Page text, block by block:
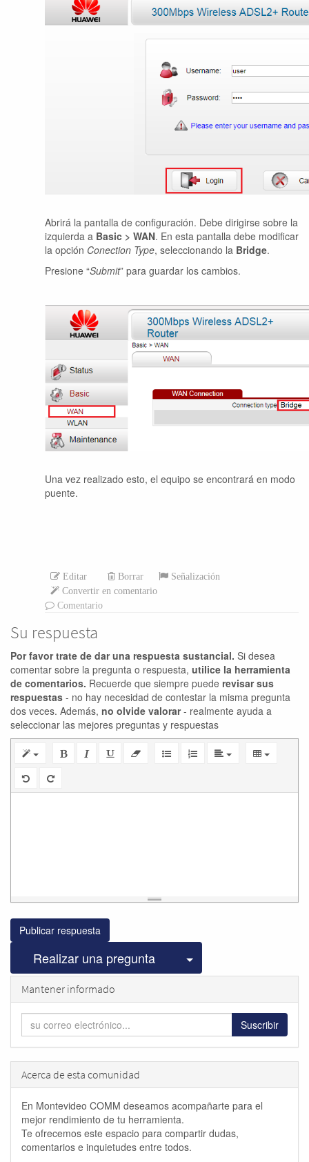
Abrirá la pantalla de configuración. Debe dirigirse sobre la
izquierda a Basic > WAN. En esta pantalla debe modificar
la opción Conection Type, seleccionando la Bridge.
Presione “Submit” para guardar los cambios.
Una vez realizado esto, el equipo se encontrará en modo
puente.
Editar Borrar
Señalización
Convertir en comentario
Comentario
Su respuesta
Por favor trate de dar una respuesta sustancial. Si desea
comentar sobre la pregunta o respuesta, utilice la herramienta
de comentarios. Recuerde que siempre puede revisar sus
respuestas - no hay necesidad de contestar la misma pregunta
dos veces. Además, no olvide valorar- realmente ayuda a
seleccionar las mejores preguntas y respuestas
Publicar respuesta
Realizar una pregunta Seleccionar
Mantener informado
Suscribir
Acerca de esta comunidad
En Montevideo COMM deseamos acompañarte para el
mejor rendimiento de tu herramienta.
Te ofrecemos este espacio para compartir dudas,
comentarios e inquietudes entre todos.